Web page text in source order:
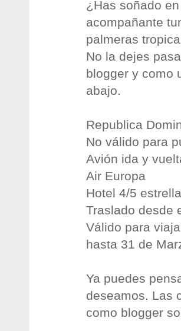
¿Has soñado
acompañante
palmeras
No la dejes
blogger y como
abajo.
Republica
No válido para
Avión ida y
Air Europa
Hotel 4/5
Traslado desde
Válido para
hasta 31 de
Ya puedes
deseamos. Las
como blogger